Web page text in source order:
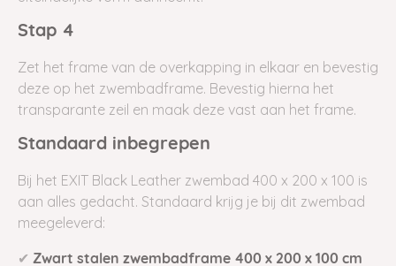
Stap 4
Zet het frame van de overkapping in elkaar en bevestig
deze op het zwembadframe. Bevestig hierna het
transparante zeil en maak deze vast aan het frame.
Standaard inbegrepen
Bij het EXIT Black Leather zwembad 400 x 200 x 100 is
aan alles gedacht. Standaard krijg je bij dit zwembad
meegeleverd:
✔ Zwart stalen zwembadframe 400 x 200 x 100 cm